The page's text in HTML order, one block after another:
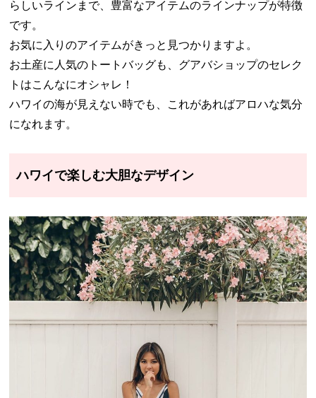
らしいラインまで、豊富なアイテムのラインナップが特徴
です。
お気に入りのアイテムがきっと見つかりますよ。
お土産に人気のトートバッグも、グアバショップのセレク
トはこんなにオシャレ！
ハワイの海が見えない時でも、これがあればアロハな気分
になれます。
ハワイで楽しむ大胆なデザイン